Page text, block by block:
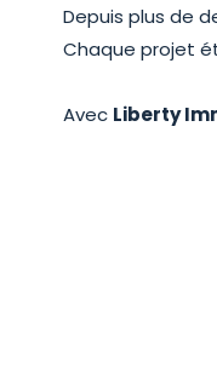
Depuis plus de
Chaque projet
Avec Liberty